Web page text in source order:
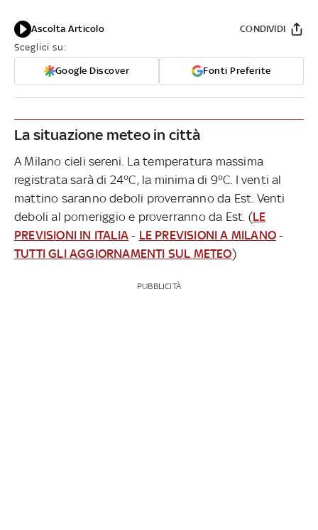
Ascolta Articolo
Sceglici su:
Google Discover Fonti Preferite
CONDIVIDI
La situazione meteo in città
A Milano cieli sereni. La temperatura massima
registrata sarà di 24°C, la minima di 9°C. I venti al
mattino saranno deboli proverranno da Est. Venti
deboli al pomeriggio e proverranno da Est. (LE
PREVISIONI IN ITALIA - LE PREVISIONI A MILANO -
TUTTI GLI AGGIORNAMENTI SUL METEO)
PUBBLICITÀ